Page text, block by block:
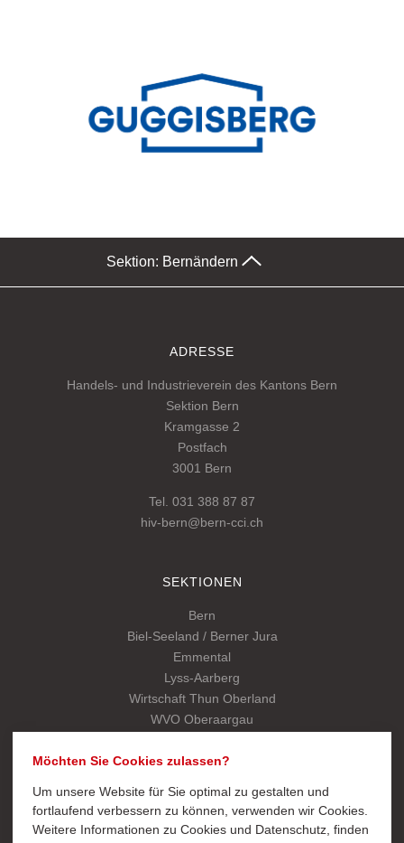
Sektion: Bernändern
Möchten Sie Cookies zulassen?
Um unsere Website für Sie optimal zu gestalten und
fortlaufend verbessern zu können, verwenden wir Cookies.
Weitere Informationen zu Cookies und Datenschutz, finden
ADRESSE
Handels- und Industrieverein des Kantons Bern
Sektion Bern
Kramgasse 2
Postfach
3001 Bern
Tel. 031 388 87 87
hiv-bern@bern-cci.ch
SEKTIONEN
Bern
Biel-Seeland / Berner Jura
Emmental
Lyss-Aarberg
Wirtschaft Thun Oberland
WVO Oberaargau
SCHNELLZUGRIFF
Export